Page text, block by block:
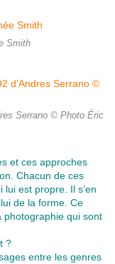
Smith
Serrano © Photo Éric
et ces approches
Chacun de ces
lui est propre. Il s’en
de la forme. Ce
photographie qui sont
?
entre les genres